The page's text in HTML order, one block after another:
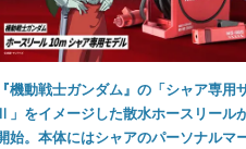
『機動戦士ガンダム』の「シャア専用
Ⅱ」をイメージした散水ホースリール
始。本体にはシャアのパーソナルマ